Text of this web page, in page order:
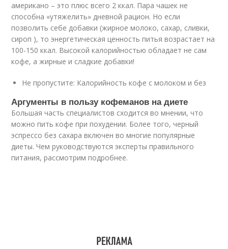
американо – это плюс всего 2 ккал. Пара чашек не
способна «утяжелить» дневной рацион. Но если
позволить себе добавки (жирное молоко, сахар, сливки,
сироп ), то энергетическая ценность питья возрастает на
100-150 ккал. Высокой калорийностью обладает не сам
кофе, а жирные и сладкие добавки!
Не пропустите: Калорийность кофе с молоком и без
Аргументы в пользу кофеманов на диете
Большая часть специалистов сходится во мнении, что
можно пить кофе при похудении. Более того, черный
эспрессо без сахара включен во многие популярные
диеты. Чем руководствуются эксперты правильного
питания, рассмотрим подробнее.